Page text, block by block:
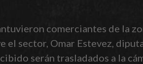
comerciantes de la
el sector, Omar Estevez,
serán trasladados a la